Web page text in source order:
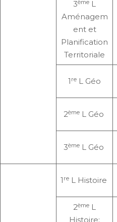
3ème L
Aménagem
ent et
Planification
Territoriale
1 re L Géo
2èmeL Géo
3èmeL Géo
1 reL Histoire
2ème L
Histoire: